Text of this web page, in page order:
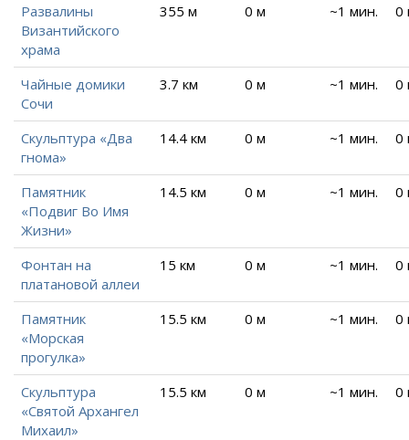
Развалины
Византийского
храма
355 м 0 м ~1 мин. 0
Чайные домики
Сочи
3.7 км 0 м ~1 мин. 0
Скульптура «Два
гнома»
14.4 км 0 м ~1 мин. 0
Памятник
«Подвиг Во Имя
Жизни»
14.5 км 0 м ~1 мин. 0
Фонтан на
платановой аллеи
15 км 0 м ~1 мин. 0
Памятник
«Морская
прогулка»
15.5 км 0 м ~1 мин. 0
Скульптура
«Святой Архангел
Михаил»
15.5 км 0 м ~1 мин. 0